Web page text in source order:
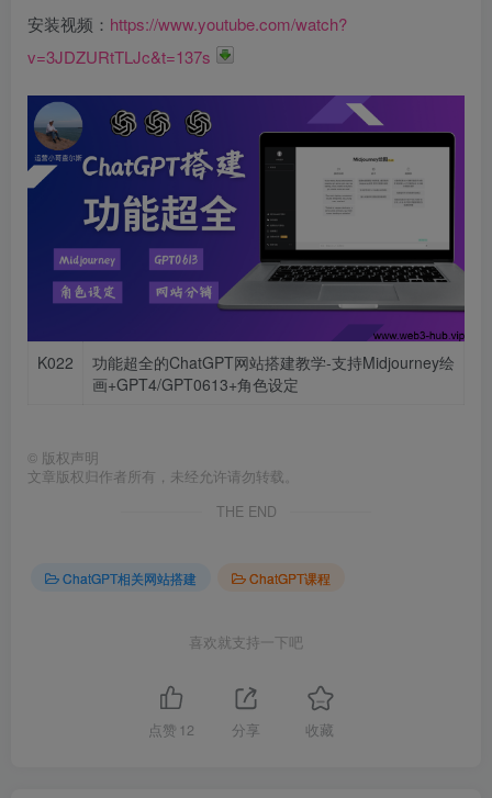
安装视频： https://www.youtube.com/watch?
v=3JDZURtTLJc&t=137s
K022
功能超全的ChatGPT网站搭建教学-支持Midjourney绘
画+GPT4/GPT0613+角色设定
© 版权声明
文章版权归作者所有，未经允许请勿转载。
THE END
ChatGPT相关网站搭建 ChatGPT课程
喜欢就支持一下吧
点赞 12 分享 收藏